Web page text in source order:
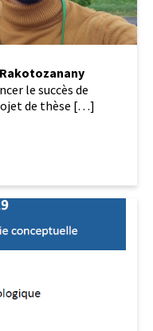
le succès de
de thèse […]